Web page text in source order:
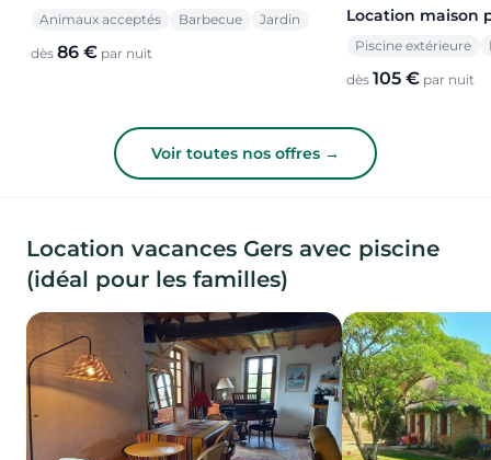
Animaux acceptés Barbecue Jardin
dès 86 € par nuit
Location maison
Piscine extérieure
dès 105 € par nuit
Voir toutes nos offres →
Location vacances Gers avec piscine
(idéal pour les familles)